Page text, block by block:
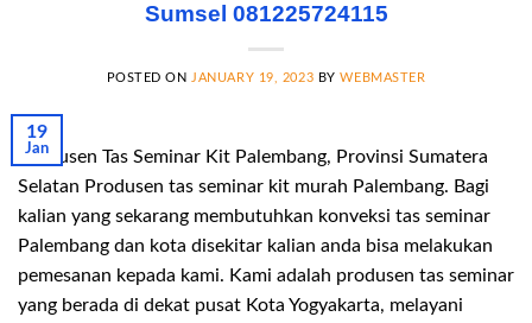
Sumsel 081225724115
POSTED ONJANUARY 19, 2023 BYWEBMASTER
19
Jan
Produsen Tas Seminar Kit Palembang, Provinsi Sumatera
Selatan Produsen tas seminar kit murah Palembang. Bagi
kalian yang sekarang membutuhkan konveksi tas seminar
Palembang dan kota disekitar kalian anda bisa melakukan
pemesanan kepada kami. Kami adalah produsen tas seminar
yang berada di dekat pusat Kota Yogyakarta, melayani